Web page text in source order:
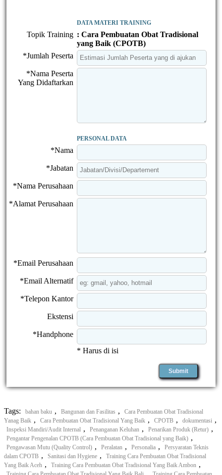
DATA MATERI TRAINING
Topik Training : Cara Pembuatan Obat Tradisional
yang Baik (CPOTB)
*Jumlah Peserta
*Nama Peserta
Yang Didaftarkan
PERSONAL DATA
*Nama
*Jabatan
*Nama Perusahaan
*Alamat Perusahaan
*Email Perusahaan
*Email Alternatif
*Telepon Kantor
Ekstensi
*Handphone
* Harus di isi
Tags: bahan baku , Bangunan dan Fasilitas ,
Cara Pembuatan Obat Tradisional
Yanag Baik , Cara Pembuatan Obat Tradisional Yang Baik , CPOTB , dokumentasi ,
Inspeksi Mandiri/Audit Internal , Penanganan Keluhan , Penarikan Produk (Retur) ,
Pengantar Pengenalan CPOTB (Cara Pembuatan Obat Tradisional yang Baik) ,
Pengawasan Mutu (Quality Control) , Peralatan , Personalia ,
Persyaratan Teknis
dalam CPOTB , Sanitasi dan Hygiene ,
Training Cara Pembuatan Obat Tradisional
Yang Baik Aceh , Training Cara Pembuatan Obat Tradisional Yang Baik Ambon ,